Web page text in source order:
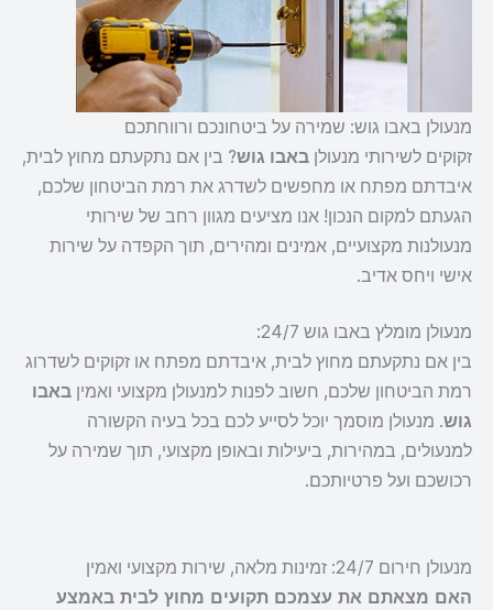
מנעולן באבו גוש: שמירה על ביטחונכם ורווחתכם
זקוקים לשירותי מנעולן באבו גוש? בין אם נתקעתם מחוץ לבית,
איבדתם מפתח או מחפשים לשדרג את רמת הביטחון שלכם,
הגעתם למקום הנכון! אנו מציעים מגוון רחב של שירותי
מנעולנות מקצועיים, אמינים ומהירים, תוך הקפדה על שירות
אישי ויחס אדיב.
מנעולן מומלץ באבו גוש 24/7:
בין אם נתקעתם מחוץ לבית, איבדתם מפתח או זקוקים לשדרוג
רמת הביטחון שלכם, חשוב לפנות למנעולן מקצועי ואמין באבו
גוש. מנעולן מוסמך יוכל לסייע לכם בכל בעיה הקשורה
למנעולים, במהירות, ביעילות ובאופן מקצועי, תוך שמירה על
רכושכם ועל פרטיותכם.
מנעולן חירום 24/7: זמינות מלאה, שירות מקצועי ואמין
האם מצאתם את עצמכם תקועים מחוץ לבית באמצע